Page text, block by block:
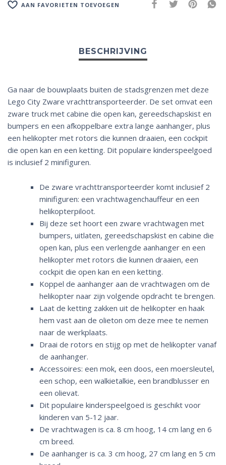
AAN FAVORIETEN TOEVOEGEN
Ga naar de bouwplaats buiten de stadsgrenzen met deze
Lego City Zware vrachttransporteerder. De set omvat een
zware truck met cabine die open kan, gereedschapskist en
bumpers en een afkoppelbare extra lange aanhanger, plus
een helikopter met rotors die kunnen draaien, een cockpit
die open kan en een ketting. Dit populaire kinderspeelgoed
is inclusief 2 minifiguren.
De zware vrachttransporteerder komt inclusief 2
minifiguren: een vrachtwagenchauffeur en een
helikopterpiloot.
Bij deze set hoort een zware vrachtwagen met
bumpers, uitlaten, gereedschapskist en cabine die
open kan, plus een verlengde aanhanger en een
helikopter met rotors die kunnen draaien, een
cockpit die open kan en een ketting.
Koppel de aanhanger aan de vrachtwagen om de
helikopter naar zijn volgende opdracht te brengen.
Laat de ketting zakken uit de helikopter en haak
hem vast aan de olieton om deze mee te nemen
naar de werkplaats.
Draai de rotors en stijg op met de helikopter vanaf
de aanhanger.
Accessoires: een mok, een doos, een moersleutel,
een schop, een walkietalkie, een brandblusser en
een olievat.
Dit populaire kinderspeelgoed is geschikt voor
kinderen van 5-12 jaar.
De vrachtwagen is ca. 8 cm hoog, 14 cm lang en 6
cm breed.
De aanhanger is ca. 3 cm hoog, 27 cm lang en 5 cm